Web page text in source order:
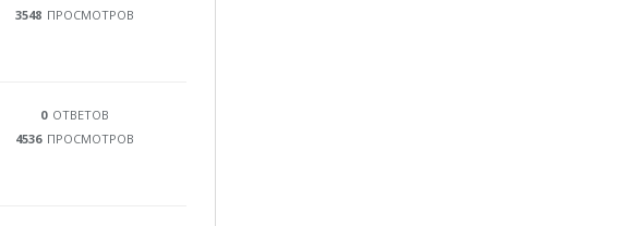
3548 ПРОСМОТРОВ
0 ОТВЕТОВ
4536 ПРОСМОТРОВ